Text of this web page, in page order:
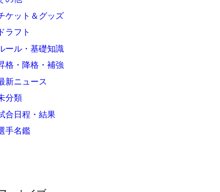
ケット＆グッズ
ドラフト
ール・基礎知識
格・降格・補強
新ニュース
分類
合日程・結果
手名鑑